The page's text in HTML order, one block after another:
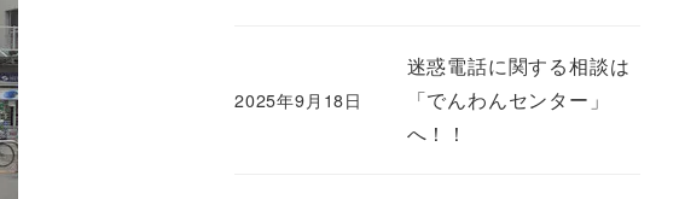
迷惑電話に関する相談は
「でんわんセンター」
へ！！
2025年9月18日